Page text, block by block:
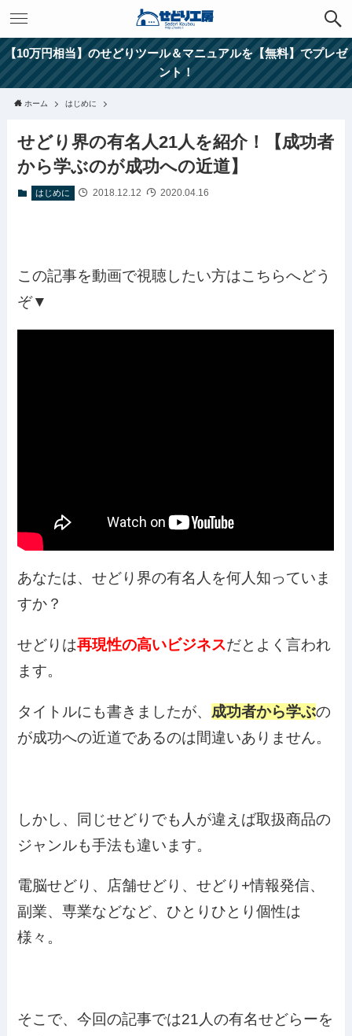
【10万円相当】のせどりツール＆マニュアルを【無料】でプレゼ
ント！
ホーム はじめに
せどり界の有名人21人を紹介！【成功者
から学ぶのが成功への近道】
はじめに 2018.12.12 2020.04.16
この記事を動画で視聴したい方はこちらへどう
ぞ▼
あなたは、せどり界の有名人を何人知っていま
すか？
せどりは再現性の高いビジネスだとよく言われ
ます。
タイトルにも書きましたが、 成功者から学ぶの
が成功への近道であるのは間違いありません。
しかし、同じせどりでも人が違えば取扱商品の
ジャンルも手法も違います。
電脳せどり、店舗せどり、せどり+情報発信、
副業、専業などなど、ひとりひとり個性は
様々。
そこで、今回の記事では21人の有名せどらーを